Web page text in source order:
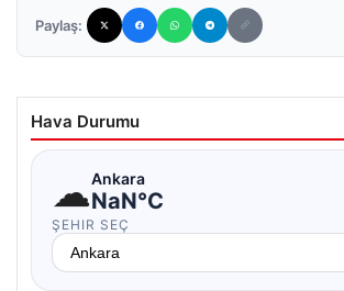
Paylaş:
Hava Durumu
☁Ankara
NaN°C
ŞEHIR SEÇ